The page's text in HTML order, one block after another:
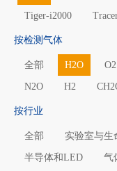
Tiger-i2000
按检测气体
全部 H2O O2
N2O H2
按行业
全部 实验室与生
半导体和LED 气